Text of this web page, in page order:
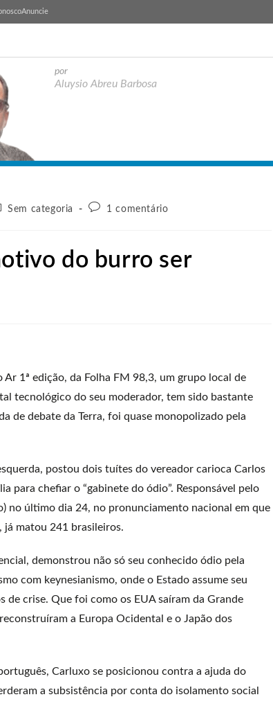
Anuncie
por
Aluysio Abreu Barbosa
Sem categoria 1 comentário
do burro ser
1ª edição, da Folha FM 98,3, um grupo local de
tecnológico do seu moderador, tem sido bastante
de debate da Terra, foi quase monopolizado pela
postou dois tuítes do vereador carioca Carlos
para chefiar o “gabinete do ódio”. Responsável pelo
no último dia 24, no pronunciamento nacional em que
já matou 241 brasileiros.
demonstrou não só seu conhecido ódio pela
com keynesianismo, onde o Estado assume seu
crise. Que foi como os EUA saíram da Grande
a Europa Ocidental e o Japão dos
Carluxo se posicionou contra a ajuda do
a subsistência por conta do isolamento social